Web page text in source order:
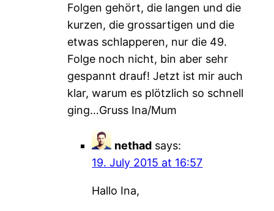
Folgen gehört, die langen und die
kurzen, die grossartigen und die
etwas schlapperen, nur die 49.
Folge noch nicht, bin aber sehr
gespannt drauf! Jetzt ist mir auch
klar, warum es plötzlich so schnell
ging…Gruss Ina/Mum
nethad says:
19. July 2015 at 16:57
Hallo Ina,